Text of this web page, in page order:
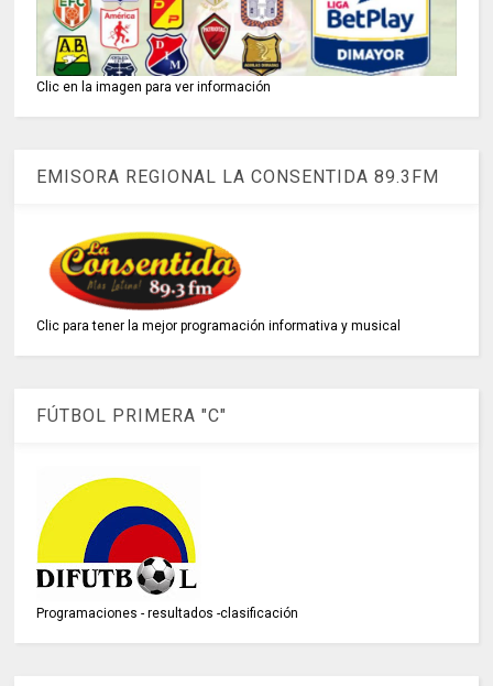
Clic en la imagen para ver información
EMISORA REGIONAL LA CONSENTIDA 89.3FM
Clic para tener la mejor programación informativa y musical
FÚTBOL PRIMERA "C"
Programaciones - resultados -clasificación